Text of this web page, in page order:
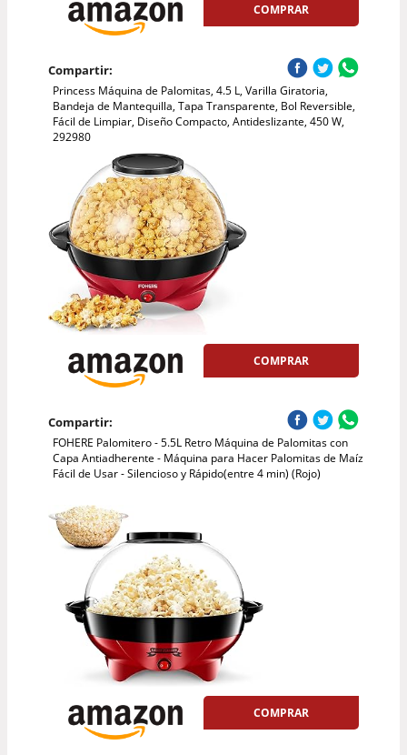
COMPRAR
Compartir:
Princess Máquina de Palomitas, 4.5 L, Varilla Giratoria,
Bandeja de Mantequilla, Tapa Transparente, Bol Reversible,
Fácil de Limpiar, Diseño Compacto, Antideslizante, 450 W,
292980
COMPRAR
Compartir:
FOHERE Palomitero - 5.5L Retro Máquina de Palomitas con
Capa Antiadherente - Máquina para Hacer Palomitas de Maíz
Fácil de Usar - Silencioso y Rápido(entre 4 min) (Rojo)
COMPRAR